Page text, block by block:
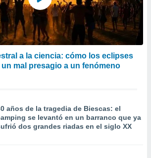
a la ciencia: cómo los eclipses
mal presagio a un fenómeno
años de la tragedia de Biescas: el
se levantó en un barranco que ya
dos grandes riadas en el siglo XX